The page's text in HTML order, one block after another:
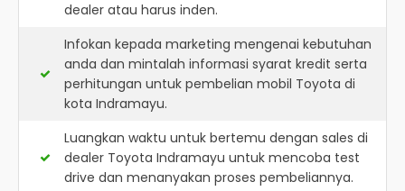
dealer atau harus inden.
Infokan kepada marketing mengenai kebutuhan
anda dan mintalah informasi syarat kredit serta
perhitungan untuk pembelian mobil Toyota di
kota Indramayu.
Luangkan waktu untuk bertemu dengan sales di
dealer Toyota Indramayu untuk mencoba test
drive dan menanyakan proses pembeliannya.